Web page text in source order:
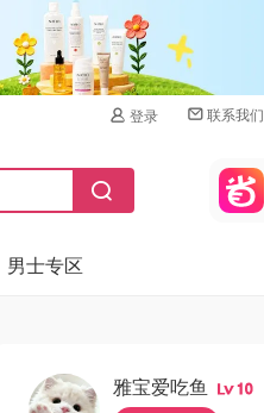
登录 联系我们
男士专区
雅宝爱吃鱼 10